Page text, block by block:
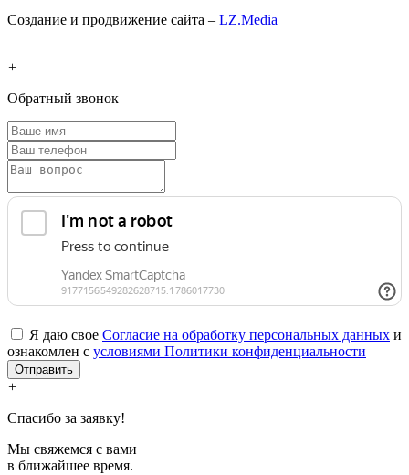
Создание и продвижение сайта – LZ.Media
+
Обратный звонок
Я даю свое Согласие на обработку персональных данных и
ознакомлен с условиями Политики конфиденциальности
Отправить
+
Спасибо за заявку!
Мы свяжемся с вами
в ближайшее время.